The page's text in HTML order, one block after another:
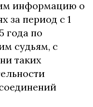
информацию о
за период с 1
года по
судьям, с
таких